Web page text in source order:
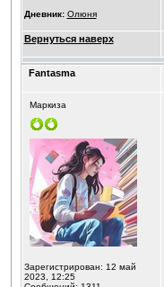
Дневник: Олюня
Вернуться наверх
Fantasma
Маркиза
Зарегистрирован: 12 май
2023, 12:25